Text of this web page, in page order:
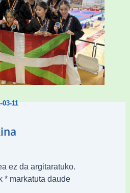
Espainiako txapelketan
03-11
ez da argitaratuko.
*markatuta daude